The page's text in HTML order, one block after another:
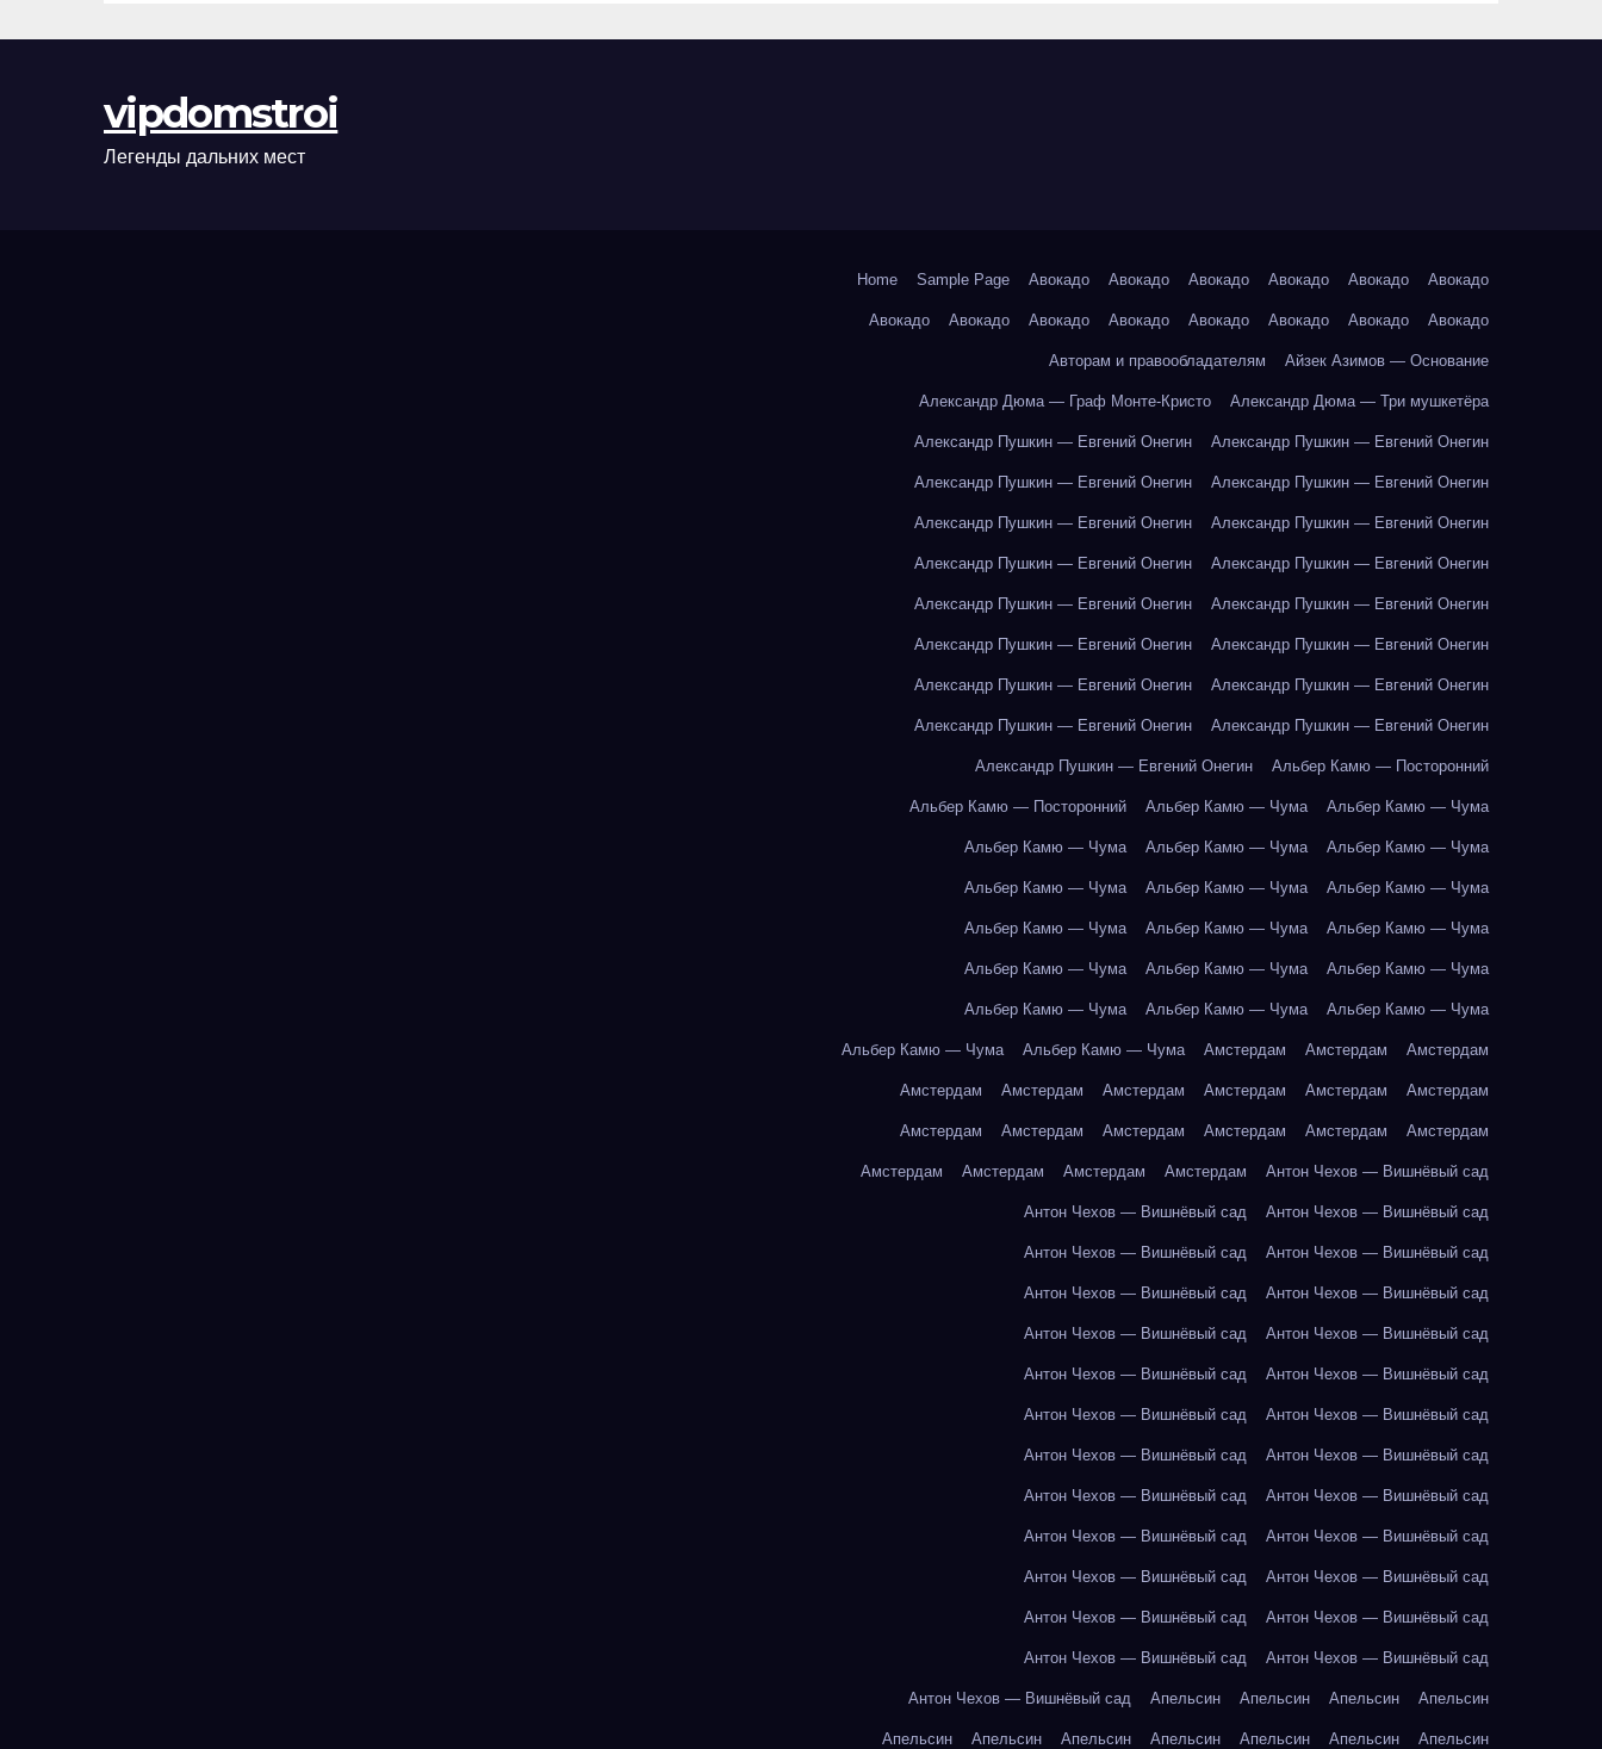
оформления
рыночные
ориентиры
vipdomstroi
Легенды дальних мест
Home Sample Page Авокадо Авокадо Авокадо Авокадо Авокадо Авокадо
Авокадо Авокадо Авокадо Авокадо Авокадо Авокадо Авокадо Авокадо
Авторам и правообладателям Айзек Азимов — Основание
Александр Дюма — Граф Монте-Кристо Александр Дюма — Три мушкетёра
Александр Пушкин — Евгений Онегин Александр Пушкин — Евгений Онегин
Александр Пушкин — Евгений Онегин Александр Пушкин — Евгений Онегин
Александр Пушкин — Евгений Онегин Александр Пушкин — Евгений Онегин
Александр Пушкин — Евгений Онегин Александр Пушкин — Евгений Онегин
Александр Пушкин — Евгений Онегин Александр Пушкин — Евгений Онегин
Александр Пушкин — Евгений Онегин Александр Пушкин — Евгений Онегин
Александр Пушкин — Евгений Онегин Александр Пушкин — Евгений Онегин
Александр Пушкин — Евгений Онегин Александр Пушкин — Евгений Онегин
Александр Пушкин — Евгений Онегин Альбер Камю — Посторонний
Альбер Камю — Посторонний Альбер Камю — Чума Альбер Камю — Чума
Альбер Камю — Чума Альбер Камю — Чума Альбер Камю — Чума
Альбер Камю — Чума Альбер Камю — Чума Альбер Камю — Чума
Альбер Камю — Чума Альбер Камю — Чума Альбер Камю — Чума
Альбер Камю — Чума Альбер Камю — Чума Альбер Камю — Чума
Альбер Камю — Чума Альбер Камю — Чума Альбер Камю — Чума
Альбер Камю — Чума Альбер Камю — Чума Амстердам Амстердам Амстердам
Амстердам Амстердам Амстердам Амстердам Амстердам Амстердам
Амстердам Амстердам Амстердам Амстердам Амстердам Амстердам
Амстердам Амстердам Амстердам Амстердам Антон Чехов — Вишнёвый сад
Антон Чехов — Вишнёвый сад Антон Чехов — Вишнёвый сад
Антон Чехов — Вишнёвый сад Антон Чехов — Вишнёвый сад
Антон Чехов — Вишнёвый сад Антон Чехов — Вишнёвый сад
Антон Чехов — Вишнёвый сад Антон Чехов — Вишнёвый сад
Антон Чехов — Вишнёвый сад Антон Чехов — Вишнёвый сад
Антон Чехов — Вишнёвый сад Антон Чехов — Вишнёвый сад
Антон Чехов — Вишнёвый сад Антон Чехов — Вишнёвый сад
Антон Чехов — Вишнёвый сад Антон Чехов — Вишнёвый сад
Антон Чехов — Вишнёвый сад Антон Чехов — Вишнёвый сад
Антон Чехов — Вишнёвый сад Антон Чехов — Вишнёвый сад
Антон Чехов — Вишнёвый сад Антон Чехов — Вишнёвый сад
Антон Чехов — Вишнёвый сад Антон Чехов — Вишнёвый сад
Антон Чехов — Вишнёвый сад Апельсин Апельсин Апельсин Апельсин
Апельсин Апельсин Апельсин Апельсин Апельсин Апельсин Апельсин